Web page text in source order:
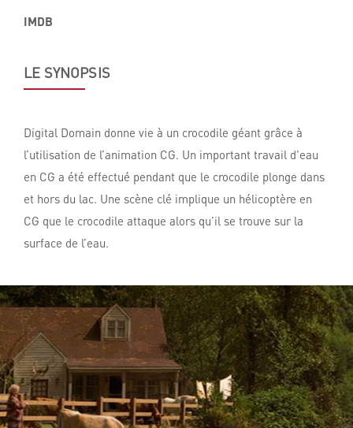
IMDB
LE SYNOPSIS
Digital Domain donne vie à un crocodile géant grâce à
l’utilisation de l’animation CG. Un important travail d'eau
en CG a été effectué pendant que le crocodile plonge dans
et hors du lac. Une scène clé implique un hélicoptère en
CG que le crocodile attaque alors qu'il se trouve sur la
surface de l’eau.